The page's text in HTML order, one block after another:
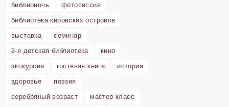
библионочь
фотосессия
библиотека кировских островов
выставка
семинар
2-я детская библиотека
кино
экскурсия
гостевая книга
история
здоровье
поэзия
серебряный возраст
мастер-класс